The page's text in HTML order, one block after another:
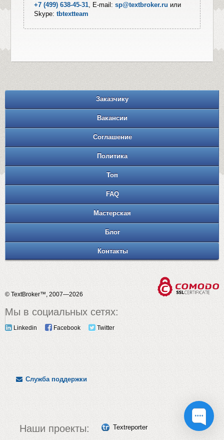
+7 (499) 638-45-31 , E-mail:sp@textbroker.ru или
Skype:tbtextteam
Заказчику
Вакансии
Соглашение
Политика
Топ
FAQ
Мастерская
Блог
Контакты
© TextBroker™, 2007—2026
Мы в социальных сетях:
Linkedin Facebook Twitter
Служба поддержки
Наши проекты: Textreporter